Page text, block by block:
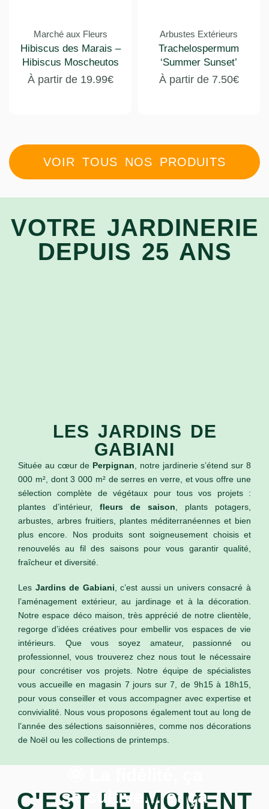
Marché aux Fleurs
Hibiscus des Marais –
Hibiscus Moscheutos
À partir de 19.99€
Arbustes Extérieurs
Trachelospermum
‘Summer Sunset’
À partir de 7.50€
VOIR TOUS NOS PRODUITS
VOTRE JARDINERIE
DEPUIS 25 ANS
LES JARDINS DE
GABIANI
Située au cœur de Perpignan , notre jardinerie s’étend sur 8
000 m², dont 3 000 m² de serres en verre, et vous offre une
sélection complète de végétaux pour tous vos projets :
plantes d’intérieur, fleurs de saison , plants potagers,
arbustes, arbres fruitiers, plantes méditerranéennes et bien
plus encore. Nos produits sont soigneusement choisis et
renouvelés au fil des saisons pour vous garantir qualité,
fraîcheur et diversité.
Les Jardins de Gabiani , c’est aussi un univers consacré à
l’aménagement extérieur, au jardinage et à la décoration.
Notre espace déco maison, très apprécié de notre clientèle,
regorge d’idées créatives pour embellir vos espaces de vie
intérieurs. Que vous soyez amateur, passionné ou
professionnel, vous trouverez chez nous tout le nécessaire
pour concrétiser vos projets. Notre équipe de spécialistes
vous accueille en magasin 7 jours sur 7, de 9h15 à 18h15,
pour vous conseiller et vous accompagner avec expertise et
convivialité. Nous vous proposons également tout au long de
l’année des sélections saisonnières, comme nos décorations
de Noël ou les collections de printemps.
C'EST LE MOMENT
se cultive… et ça